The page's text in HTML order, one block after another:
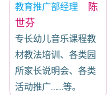
教育推广部经理
陈
世芬
专长幼儿音乐课程教
材教法培训、各类园
所家长说明会、各类
活动推广……等。